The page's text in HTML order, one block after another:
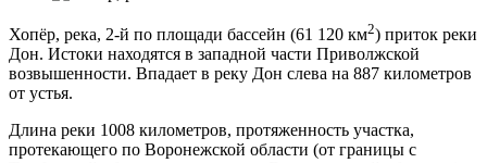
Хопёр, река, 2-й по площади бассейн (61 120 км2) приток реки
Дон. Истоки находятся в западной части Приволжской
возвышенности. Впадает в реку Дон слева на 887 километров
от устья.
Длина реки 1008 километров, протяженность участка,
протекающего по Воронежской области (от границы с